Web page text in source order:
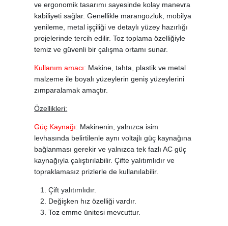
ve ergonomik tasarımı sayesinde kolay manevra
kabiliyeti sağlar. Genellikle marangozluk, mobilya
yenileme, metal işçiliği ve detaylı yüzey hazırlığı
projelerinde tercih edilir. Toz toplama özelliğiyle
temiz ve güvenli bir çalışma ortamı sunar.
Kullanım amacı: Makine, tahta, plastik ve metal
malzeme ile boyalı yüzeylerin geniş yüzeylerini
zımparalamak amaçtır.
Özellikleri:
Güç Kaynağı: Makinenin, yalnızca isim
levhasında belirtilenle aynı voltajlı güç kaynağına
bağlanması gerekir ve yalnızca tek fazlı AC güç
kaynağıyla çalıştırılabilir. Çifte yalıtımlıdır ve
topraklamasız prizlerle de kullanılabilir.
Çift yalıtımlıdır.
Değişken hız özelliği vardır.
Toz emme ünitesi mevcuttur.